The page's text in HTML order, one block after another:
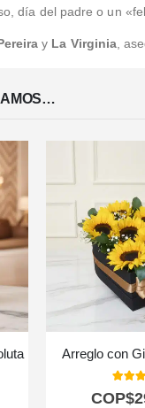
día del padre o un
y La Virginia,
Arreglo con
COP$